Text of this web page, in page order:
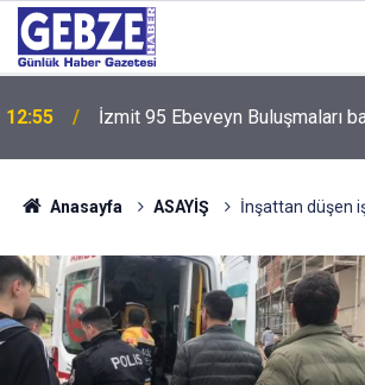
12:55 İzmit 95 Ebeveyn Buluşmaları
Anasayfa ASAYİŞ İnşattan düşen